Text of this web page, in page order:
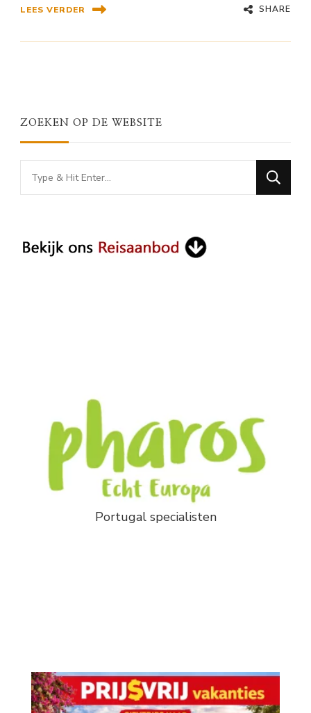
LEES VERDER SHARE
ZOEKEN OP DE WEBSITE
Looking
for
Portugal specialisten